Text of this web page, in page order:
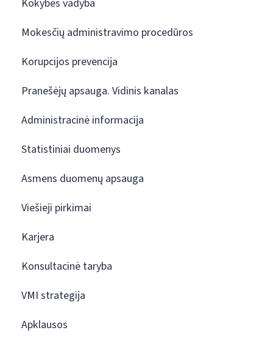
Kokybės vadyba
Mokesčių administravimo procedūros
Korupcijos prevencija
Pranešėjų apsauga. Vidinis kanalas
Administracinė informacija
Statistiniai duomenys
Asmens duomenų apsauga
Viešieji pirkimai
Karjera
Konsultacinė taryba
VMI strategija
Apklausos